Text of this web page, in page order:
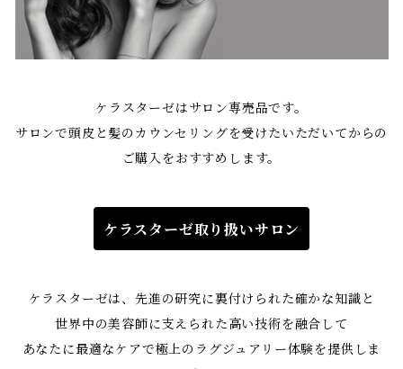
ケラスターゼはサロン専売品です。
サロンで頭皮と髪のカウンセリングを受けたいただいてからの
ご購入をおすすめします。
ケラスターゼ取り扱いサロン
ケラスターゼは、先進の研究に裏付けられた確かな知識と
世界中の美容師に支えられた高い技術を融合して
あなたに最適なケアで極上のラグジュアリー体験を提供しま